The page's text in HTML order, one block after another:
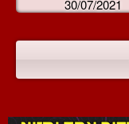
30/07/2021